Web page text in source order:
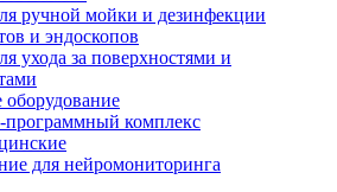
ручной мойки и дезинфекции
и эндоскопов
ухода за поверхностями и
оборудование
программный комплекс
для нейромониторинга